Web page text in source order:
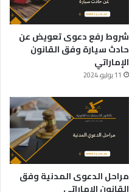
شروط رفع دعوى تعويض عن
حادث سيارة وفق القانون
الإماراتي
11 يوليو، 2024
مراحل الدعوى المدنية وفق